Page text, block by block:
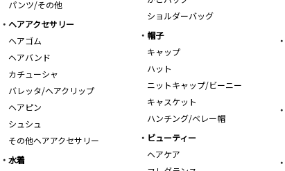
パンツ/その他
ショルダーバッグ
ヘアアクセサリー
ヘアゴム
ヘアバンド
カチューシャ
バレッタ/ヘアクリップ
ヘアピン
シュシュ
その他ヘアアクセサリー
帽子
キャップ
ハット
ニットキャップ/ビーニー
キャスケット
ハンチング/ベレー帽
ビューティー
ヘアケア
水着